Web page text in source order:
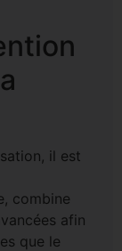
il est
combine
afin
que le